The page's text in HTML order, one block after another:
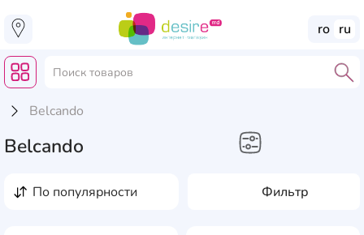
ro ru
Belcando
Belcando
Фильтр
по популярности